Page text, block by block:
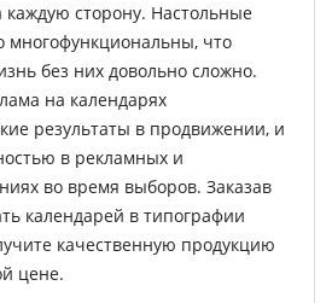
сторону. Настольные
многофункциональны, что
без них довольно сложно.
на календарях
результаты в продвижении, и
в рекламных и
во время выборов. Заказав
календарей в типографии
качественную продукцию
цене.